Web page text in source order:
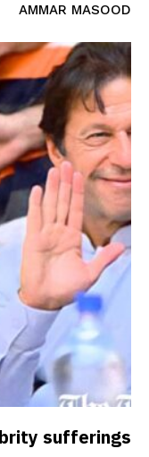
AMMAR MASOOD
sufferings